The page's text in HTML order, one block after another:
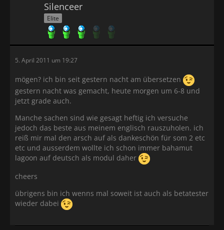
Silenceer
Elite
5. April 2011 um 19:27
mögen? ich bin seit gestern nacht am übersetzen
gestern nacht was gemacht, heute morgen um 6-8 und
jetzt grade auch.
Manche sachen sind wie gesagt heftig ich versuche
jedoch das beste aus meinem englisch rauszuholen. ich
reiß mir mal den arsch auf als dankeschön für som 2 etc
etc und ausserdem wollte ich schon immer bahamut
lagoon auf deutsch als modul daher
cheers
übrigens bin ich wenns mal soweit ist auch als betatester
wieder dabei